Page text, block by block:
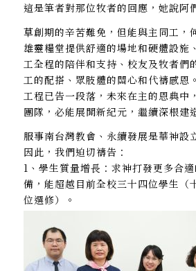
這是筆者對那位牧者的回應，她說阿
草創期的辛苦難免，但能與主同工，
雄靈糧堂提供舒適的場地和硬體設施
工全程的陪伴和支持、校友及牧者們
工的配搭、眾肢體的關心和代禱感恩
工程已告一段落，未來在主的恩典中
團隊，必能展開新紀元，繼續深根建
服事南台灣教會、永續發展是華神設
因此，我們迫切禱告：
1、學生質量增長：求神打發更多合
備，能超越目前全校三十四位學生（
位選修）。